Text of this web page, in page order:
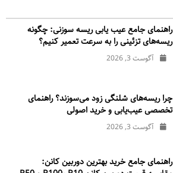
راهنمای جامع عیب یابی ریسه سوزنی: چگونه
ریسه‌های تزئینی را به سرعت تعمیر کنیم؟
آگوست 3, 2026
چرا ریسه‌های شلنگی زود می‌سوزند؟ راهنمای
تخصصی عیب‌یابی و خرید اصولی
آگوست 3, 2026
راهنمای جامع خرید بهترین دوربین کانن: